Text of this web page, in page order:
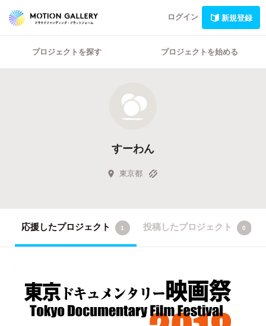
ログイン 新規登録
プロジェクトを探す プロジェクトを始める
すーわん
東京都
応援したプロジェクト 1 投稿したプロジェクト 0